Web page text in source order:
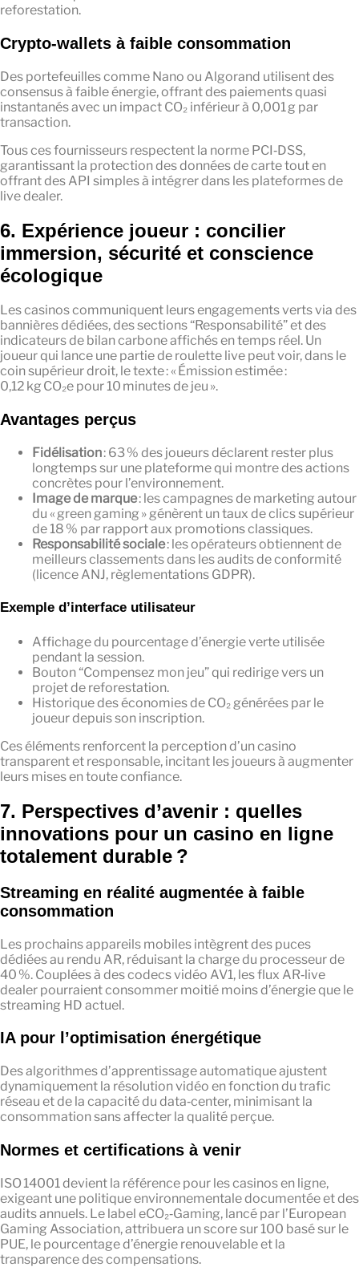
reforestation.
Crypto‑wallets à faible consommation
Des portefeuilles comme Nano ou Algorand utilisent des
consensus à faible énergie, offrant des paiements quasi
instantanés avec un impact CO₂ inférieur à 0,001 g par
transaction.
Tous ces fournisseurs respectent la norme PCI‑DSS,
garantissant la protection des données de carte tout en
offrant des API simples à intégrer dans les plateformes de
live dealer.
6. Expérience joueur : concilier
immersion, sécurité et conscience
écologique
Les casinos communiquent leurs engagements verts via des
bannières dédiées, des sections “Responsabilité” et des
indicateurs de bilan carbone affichés en temps réel. Un
joueur qui lance une partie de roulette live peut voir, dans le
coin supérieur droit, le texte : « Émission estimée :
0,12 kg CO₂e pour 10 minutes de jeu ».
Avantages perçus
Fidélisation: 63 % des joueurs déclarent rester plus
longtemps sur une plateforme qui montre des actions
concrètes pour l’environnement.
Image de marque: les campagnes de marketing autour
du « green gaming » génèrent un taux de clics supérieur
de 18 % par rapport aux promotions classiques.
Responsabilité sociale: les opérateurs obtiennent de
meilleurs classements dans les audits de conformité
(licence ANJ, règlementations GDPR).
Exemple d’interface utilisateur
Affichage du pourcentage d’énergie verte utilisée
pendant la session.
Bouton “Compensez mon jeu” qui redirige vers un
projet de reforestation.
Historique des économies de CO₂ générées par le
joueur depuis son inscription.
Ces éléments renforcent la perception d’un casino
transparent et responsable, incitant les joueurs à augmenter
leurs mises en toute confiance.
7. Perspectives d’avenir : quelles
innovations pour un casino en ligne
totalement durable ?
Streaming en réalité augmentée à faible
consommation
Les prochains appareils mobiles intègrent des puces
dédiées au rendu AR, réduisant la charge du processeur de
40 %. Couplées à des codecs vidéo AV1, les flux AR‑live
dealer pourraient consommer moitié moins d’énergie que le
streaming HD actuel.
IA pour l’optimisation énergétique
Des algorithmes d’apprentissage automatique ajustent
dynamiquement la résolution vidéo en fonction du trafic
réseau et de la capacité du data‑center, minimisant la
consommation sans affecter la qualité perçue.
Normes et certifications à venir
ISO 14001 devient la référence pour les casinos en ligne,
exigeant une politique environnementale documentée et des
audits annuels. Le label eCO₂‑Gaming, lancé par l’European
Gaming Association, attribuera un score sur 100 basé sur le
PUE, le pourcentage d’énergie renouvelable et la
transparence des compensations.